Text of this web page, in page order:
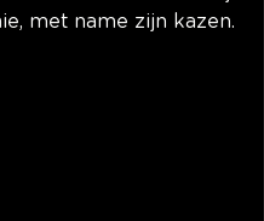
met name zijn kazen.